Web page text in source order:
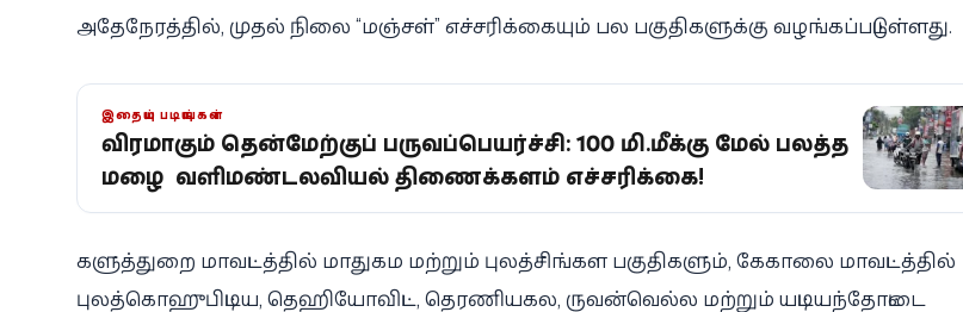
அதேநேரத்தில், முதல் நிலை “மஞ்சள்” எச்சரிக்கையும் பல பகுதிகளுக்கு வழங்கப்பட்டுள்ளது.
இதையும் படியுங்கள்
தீவிரமாகும் தென்மேற்குப் பருவப்பெயர்ச்சி: 100 மி.மீக்கு மேல் பலத்த
மழை - வளிமண்டலவியல் திணைக்களம் எச்சரிக்கை!
களுத்துறை மாவட்டத்தில் மாதுகம மற்றும் புலத்சிங்கள பகுதிகளும், கேகாலை மாவட்டத்தில்
புலத்கொஹுபிட்டிய, தெஹியோவிட்ட, தெரணியகல, ருவன்வெல்ல மற்றும் யட்டியந்தோட்டை